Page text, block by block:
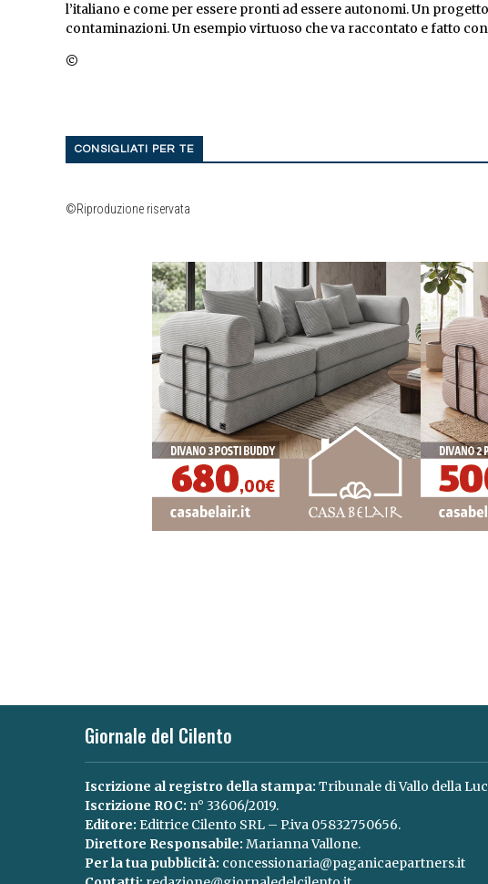
l’italiano e come per essere pronti ad essere autonomi. Un progetto
contaminazioni.Un esempio virtuoso che va raccontato e fatto
©
CONSIGLIATI PER TE
©Riproduzione riservata
Giornale del Cilento
Iscrizione al registro della stampa: Tribunale di Vallo della
Iscrizione ROC: n° 33606/2019.
Editore: Editrice Cilento SRL – P.iva 05832750656.
Direttore Responsabile: Marianna Vallone.
Per la tua pubblicità: concessionaria@paganicaepartners.it